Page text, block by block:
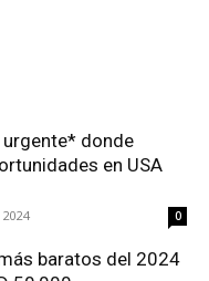
donde
en USA
0
baratos del 2024